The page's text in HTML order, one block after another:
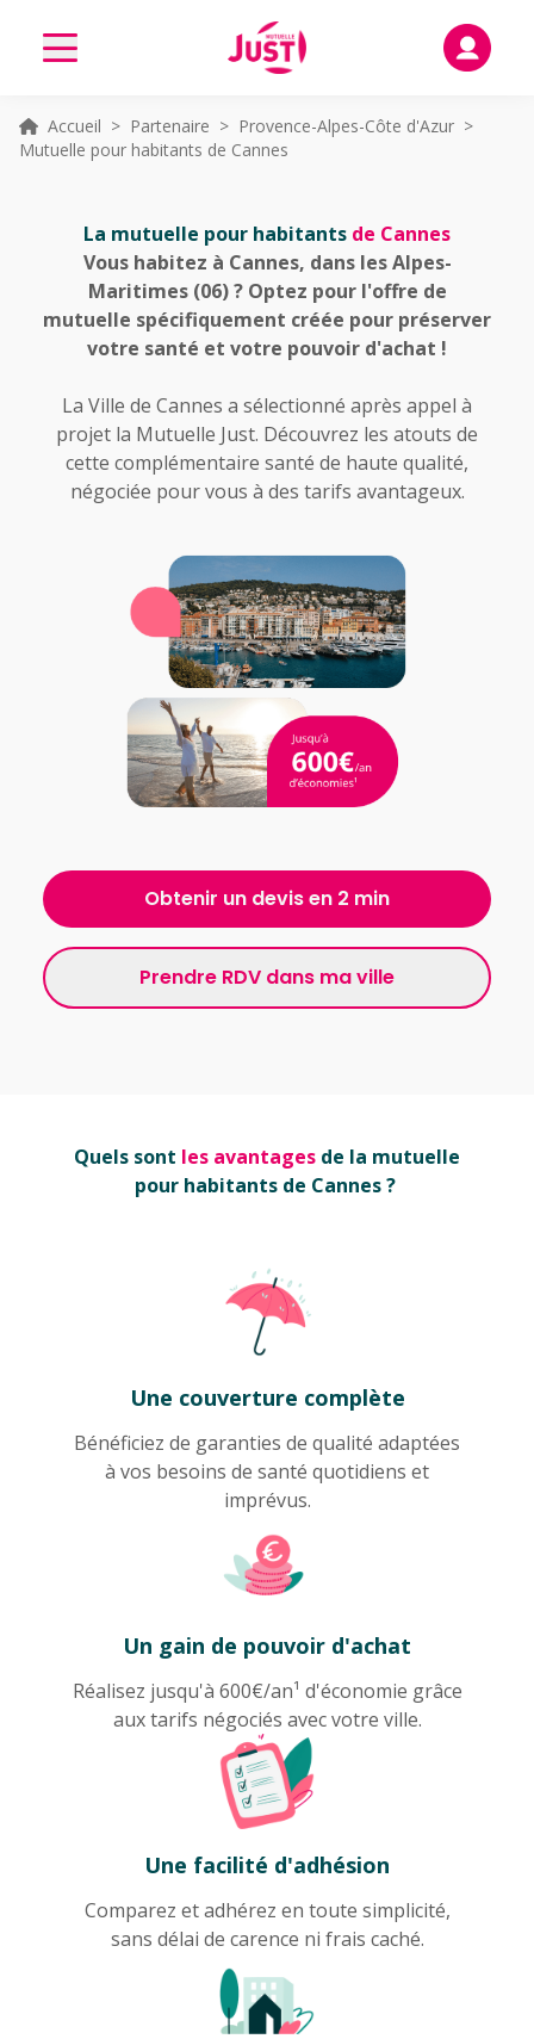
Accueil > Partenaire > Provence-Alpes-Côte d'Azur>
Mutuelle pour habitants de Cannes
La mutuelle pour habitants de Cannes
Vous habitez à Cannes, dans les Alpes-
Maritimes (06) ? Optez pour l'offre de
mutuelle spécifiquement créée pour préserver
votre santé et votre pouvoir d'achat !
La Ville de Cannes a sélectionné après appel à
projet la Mutuelle Just. Découvrez les atouts de
cette complémentaire santé de haute qualité,
négociée pour vous à des tarifs avantageux.
Obtenir un devis en 2 min
Prendre RDV dans ma ville
Quels sont les avantages de la mutuelle
pour habitants de Cannes ?
Une couverture complète
Bénéficiez de garanties de qualité adaptées
à vos besoins de santé quotidiens et
imprévus.
Un gain de pouvoir d'achat
Réalisez jusqu'à 600€/an¹ d'économie grâce
aux tarifs négociés avec votre ville.
Une facilité d'adhésion
Comparez et adhérez en toute simplicité,
sans délai de carence ni frais caché.